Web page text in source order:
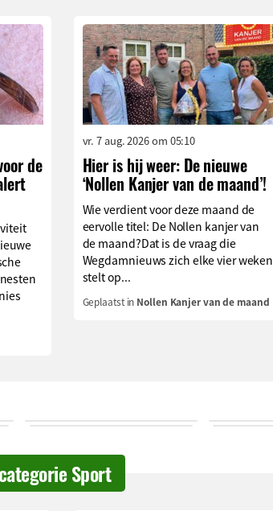
de
vr. 7 aug. 2026 om 05:10
Hier is hij weer: De nieuwe
‘Nollen Kanjer van de maand’!
Wie verdient voor deze maand de
eervolle titel: De Nollen kanjer van
de maand?Dat is de vraag die
Wegdamnieuws zich elke vier weken
stelt op...
Geplaatst in Nollen Kanjer van de maand
Sport